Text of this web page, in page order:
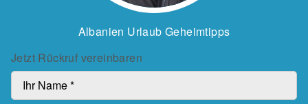
Albanien Urlaub Geheimtipps
Jetzt Rückruf vereinbaren